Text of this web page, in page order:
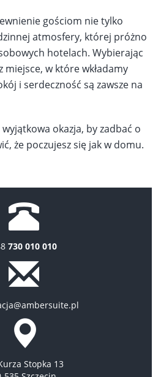
gościom nie tylko
atmosfery, której próżno
hotelach. Wybierając
w które wkładamy
i serdeczność są zawsze na
okazja, by zadbać o
że poczujesz się jak w domu.
730 010 010
Stopka 13